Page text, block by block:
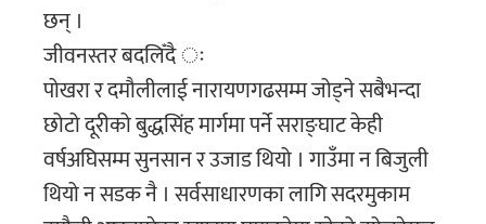
छन् ।
जीवनस्तर बदलिँदै ः
पोखरा र दमौलीलाई नारायणगढसम्म जोड्ने सबैभन्दा
छोटो दूरीको बुद्धसिंह मार्गमा पर्ने सराङ्घाट केही
वर्षअघिसम्म सुनसान र उजाड थियो । गाउँमा न बिजुली
थियो न सडक नै । सर्वसाधारणका लागि सदरमुकाम